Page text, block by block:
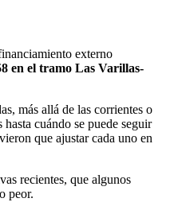
externo
en el tramo Las Varillas-
más allá de las corrientes o
cuándo se puede seguir
que ajustar cada uno en
recientes, que algunos
peor.